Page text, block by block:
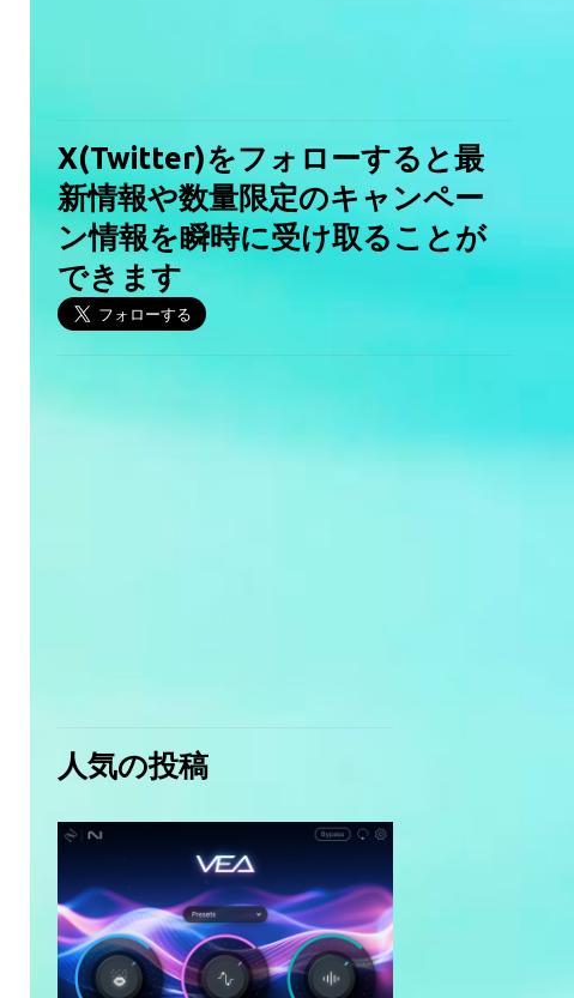
X(Twitter)をフォローすると最
新情報や数量限定のキャンペー
ン情報を瞬時に受け取ることが
できます
人気の投稿